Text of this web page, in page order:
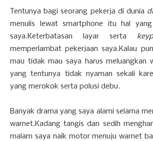
Tentunya bagi seorang pekerja di dunia
menulis lewat smartphone itu hal
saya.Keterbatasan layar serta
memperlambat pekerjaan saya.Kalau
mau tidak mau saya harus meluangkan
yang tentunya tidak nyaman sekali
yang merokok serta polusi debu.
Banyak drama yang saya alami selama
warnet.Kadang tangis dan sedih
malam saya naik motor menuju warnet